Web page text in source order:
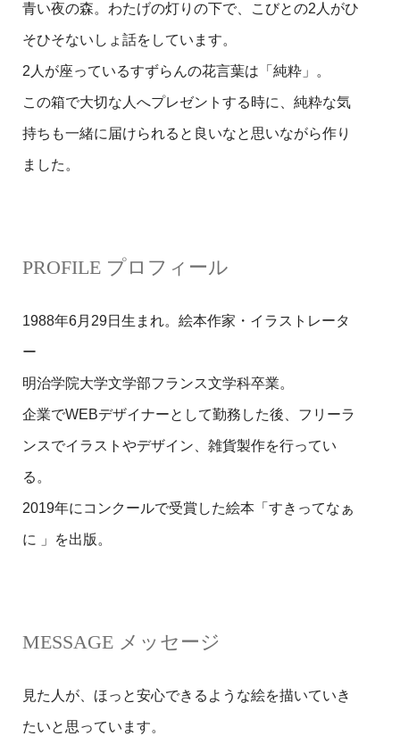
青い夜の森。わたげの灯りの下で、こびとの2人がひ
そひそないしょ話をしています。
2人が座っているすずらんの花言葉は「純粋」。
この箱で大切な人へプレゼントする時に、純粋な気
持ちも一緒に届けられると良いなと思いながら作り
ました。
PROFILE プロフィール
1988年6月29日生まれ。絵本作家・イラストレータ
ー
明治学院大学文学部フランス文学科卒業。
企業でWEBデザイナーとして勤務した後、フリーラ
ンスでイラストやデザイン、雑貨製作を行ってい
る。
2019年にコンクールで受賞した絵本「すきってなぁ
に 」を出版。
MESSAGE メッセージ
見た人が、ほっと安心できるような絵を描いていき
たいと思っています。